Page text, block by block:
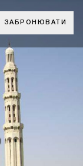
ЗАБРОНЮВАТИ